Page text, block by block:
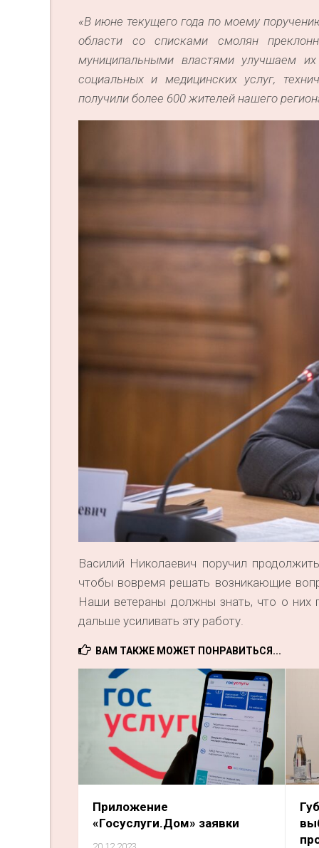
«В июне текущего года по моему
области со списками смолян
муниципальными властями улучшаем
социальных и медицинских услуг,
получили более 600 жителей нашего
Василий Николаевич поручил
чтобы вовремя решать возникающие
Наши ветераны должны знать, что о них
дальше усиливать эту работу.
ВАМ ТАКЖЕ МОЖЕТ ПОНРАВИТЬСЯ...
Приложение
«Госуслуги.Дом» заявки